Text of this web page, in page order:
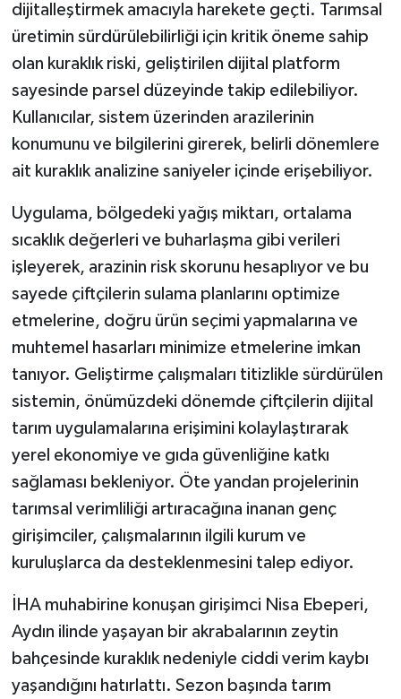
dijitalleştirmek amacıyla harekete geçti. Tarımsal
üretimin sürdürülebilirliği için kritik öneme sahip
olan kuraklık riski, geliştirilen dijital platform
sayesinde parsel düzeyinde takip edilebiliyor.
Kullanıcılar, sistem üzerinden arazilerinin
konumunu ve bilgilerini girerek, belirli dönemlere
ait kuraklık analizine saniyeler içinde erişebiliyor.
Uygulama, bölgedeki yağış miktarı, ortalama
sıcaklık değerleri ve buharlaşma gibi verileri
işleyerek, arazinin risk skorunu hesaplıyor ve bu
sayede çiftçilerin sulama planlarını optimize
etmelerine, doğru ürün seçimi yapmalarına ve
muhtemel hasarları minimize etmelerine imkan
tanıyor. Geliştirme çalışmaları titizlikle sürdürülen
sistemin, önümüzdeki dönemde çiftçilerin dijital
tarım uygulamalarına erişimini kolaylaştırarak
yerel ekonomiye ve gıda güvenliğine katkı
sağlaması bekleniyor. Öte yandan projelerinin
tarımsal verimliliği artıracağına inanan genç
girişimciler, çalışmalarının ilgili kurum ve
kuruluşlarca da desteklenmesini talep ediyor.
İHA muhabirine konuşan girişimci Nisa Ebeperi,
Aydın ilinde yaşayan bir akrabalarının zeytin
bahçesinde kuraklık nedeniyle ciddi verim kaybı
yaşandığını hatırlattı. Sezon başında tarım
İNSAN
İş Dünyası
Jandarma
Kadın
MAGAZİN
Otomobil
Sağlık
SİYASET
SPOR HABERLERİ
TEKNOLOJİ
Turizm
ÜLKE GÜNDEMİ
YAŞAM